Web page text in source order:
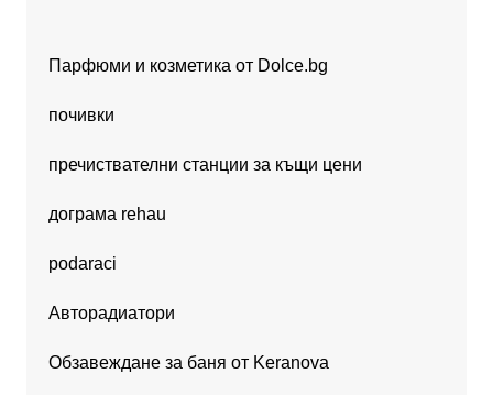
Парфюми и козметика от Dolce.bg
почивки
пречиствателни станции за къщи цени
дограма rehau
podaraci
Авторадиатори
Обзавеждане за баня от Keranova